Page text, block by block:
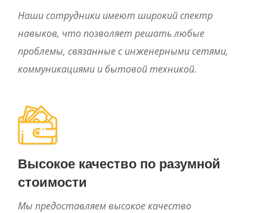
Наши сотрудники имеют широкий спектр
навыков, что позволяет решать любые
проблемы, связанные с инженерными сетями,
коммуникациями и бытовой техникой.
Высокое качество по разумной
стоимости
Мы предоставляем высокое качество